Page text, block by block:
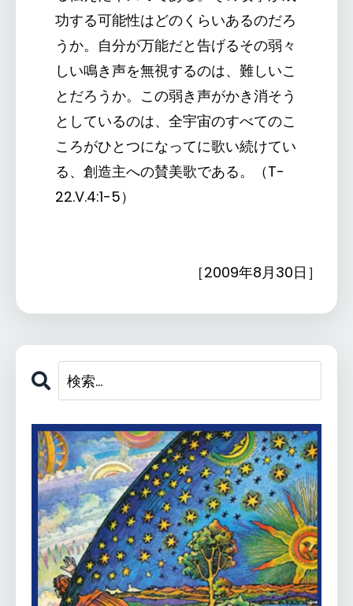
功する可能性はどのくらいあるのだろ
うか。自分が万能だと告げるその弱々
しい鳴き声を無視するのは、難しいこ
とだろうか。この弱き声がかき消そう
としているのは、全宇宙のすべてのこ
ころがひとつになってに歌い続けてい
る、創造主への賛美歌である。（T-
22.V.4:1-5）
［2009年8月30日］